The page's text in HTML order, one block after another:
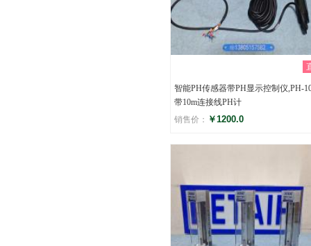
智能PH传感器带PH显示控制仪,PH-
带10m连接线PH计
销售价： ￥1200.0
评分